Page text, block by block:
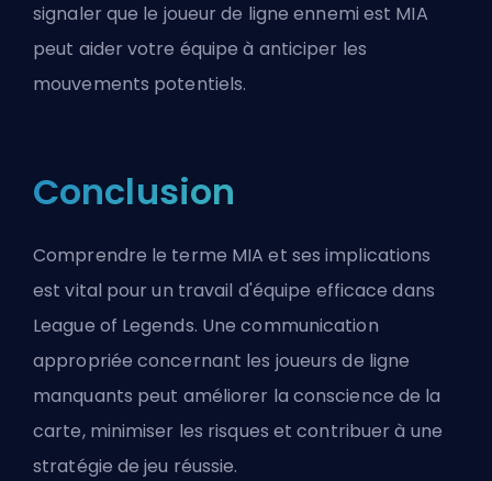
signaler que le joueur de ligne ennemi est MIA
peut aider votre équipe à anticiper les
mouvements potentiels.
Conclusion
Comprendre le terme MIA et ses implications
est vital pour un travail d'équipe efficace dans
League of Legends. Une communication
appropriée concernant les joueurs de ligne
manquants peut améliorer la conscience de la
carte, minimiser les risques et contribuer à une
stratégie de jeu réussie.